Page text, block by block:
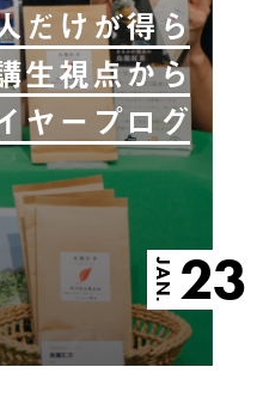
だけが得ら
生視点から
ヤープログ
JAN. 23